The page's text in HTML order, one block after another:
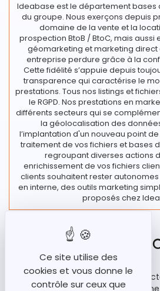
Ideabase est le département bases
du groupe. Nous exerçons depuis
domaine de la vente et la
prospection BtoB / BtoC, mais aussi
géomarketing et marketing direct
entreprise perdure grâce à la
Cette fidélité s’appuie depuis
transparence qui caractérise le
prestations. Tous nos listings et
le RGPD. Nos prestations en
différents secteurs qui se
la géolocalisation des
l’implantation d'un nouveau point
traitement de vos fichiers et bases
regroupant diverses actions
enrichissement de vos fichiers
clients souhaitent rester
en interne, des outils marketing
proposés chez
92-98 Boulevard
Ce site utilise des
cookies et vous donne le
contrôle sur ceux que